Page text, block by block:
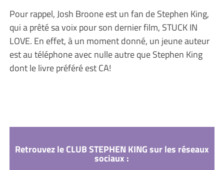
Pour rappel, Josh Broone est un fan de Stephen King,
qui a prêté sa voix pour son dernier film, STUCK IN
LOVE. En effet, à un moment donné, un jeune auteur
est au téléphone avec nulle autre que Stephen King
dont le livre préféré est CA!
Retrouvez le CLUB STEPHEN KING sur les réseaux
sociaux :